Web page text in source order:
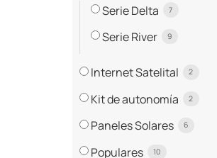
Serie Delta 7
Serie River 9
Internet Satelital 2
Kit de autonomía 2
Paneles Solares 6
Populares 10